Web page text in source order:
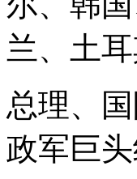
兰、土
总理、
政军巨